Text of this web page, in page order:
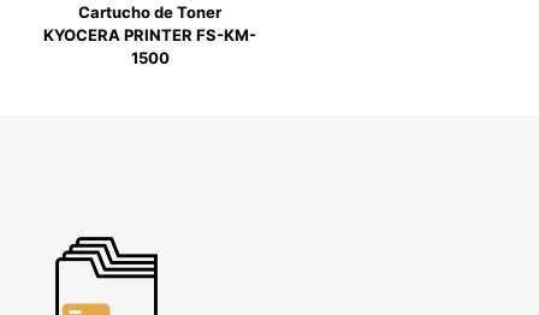
Cartucho de Toner
KYOCERA PRINTER FS-KM-
1500